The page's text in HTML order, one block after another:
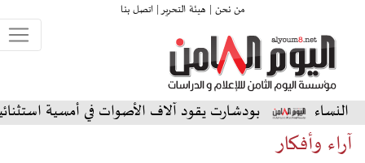
من نحن | هيئة التحرير |اتصل بنا
بودشارت يقود آلاف الأصوات في أمسية استثنائية على
آراء وأفكار